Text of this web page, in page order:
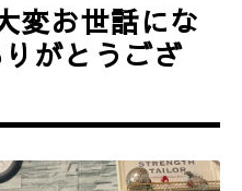
変お世話にな
がとうござ